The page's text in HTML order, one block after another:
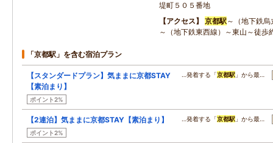
堤町５０５番地
アクセス
京都駅～（地下鉄
～（地下鉄東西線）～東山～徒歩
「京都駅」を含む宿泊プラン
【スタンダードプラン】気ままに京都STAY
【素泊まり】
ポイント2%
…発着する「京都駅 」から最…
【2連泊】気ままに京都STAY【素泊まり】
ポイント2%
…発着する「京都駅 」から最…